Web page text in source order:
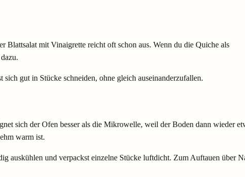
Blattsalat mit Vinaigrette reicht oft schon aus. Wenn du die Quiche als
gut in Stücke schneiden, ohne gleich auseinanderzufallen.
sich der Ofen besser als die Mikrowelle, weil der Boden dann wieder
warm ist.
auskühlen und verpackst einzelne Stücke luftdicht. Zum Auftauen über